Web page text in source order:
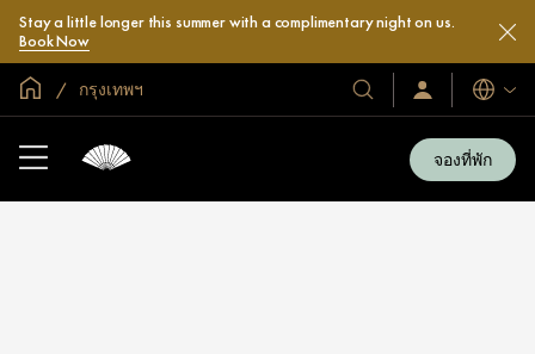
Stay a little longer this summer with a complimentary night on us.
Book Now
หน้าหลักทั่วโลก
กรุงเทพฯ
โรงแรม
และ
ลงชื่อ
เข้า
/
สมัคร
เข้า
ภาษา
จองที่พัก